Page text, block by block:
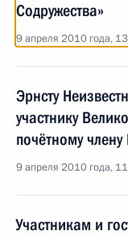
Содружества»
9 апреля 2010 года,
Эрнсту
участнику
почётному
9 апреля 2010 года,
Участникам и